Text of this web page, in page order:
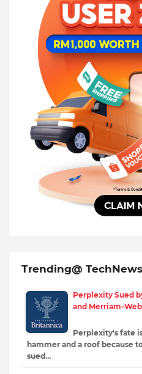
Trending@ TechNews
Perplexity Sued
and Merriam-
Perplexity's fate
hammer and a roof because
sued…